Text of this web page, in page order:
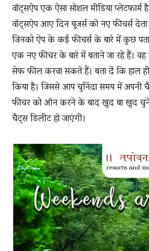
वॉट्सऐप एक ऐसा सोशल मीडिया प्लेटफार्म
वॉट्सऐप आए दिन यूजर्स को नए फीचर्स
जिनको ऐप के कई फीचर्स के बारे में कुछ
एक नए फीचर के बारे में बताने जा रहे हैं।
सेफ फील करवा सकते हैं। बता दें कि हाल
किया है। जिससे आप चुनिंदा समय में
फीचर को ऑन करने के बाद खुद बा खुद चुने
चैट्स डिलीट हो जाएंगी।